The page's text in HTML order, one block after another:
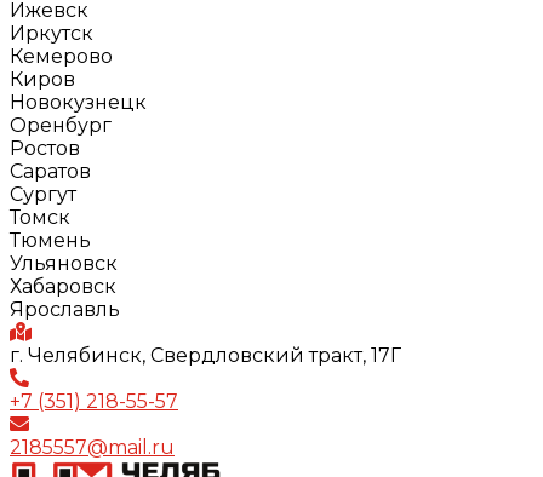
Ижевск
Иркутск
Кемерово
Киров
Новокузнецк
Оренбург
Ростов
Саратов
Сургут
Томск
Тюмень
Ульяновск
Хабаровск
Ярославль
г. Челябинск, Свердловский тракт, 17Г
+7 (351) 218-55-57
2185557@mail.ru